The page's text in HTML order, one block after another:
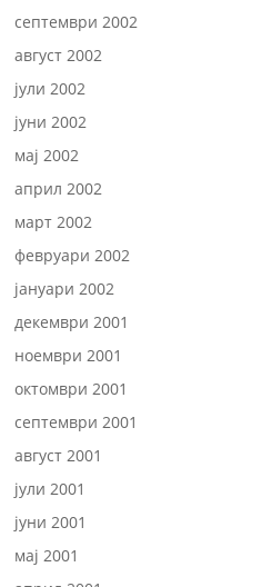
септември 2002
август 2002
јули 2002
јуни 2002
мај 2002
април 2002
март 2002
февруари 2002
јануари 2002
декември 2001
ноември 2001
октомври 2001
септември 2001
август 2001
јули 2001
јуни 2001
мај 2001